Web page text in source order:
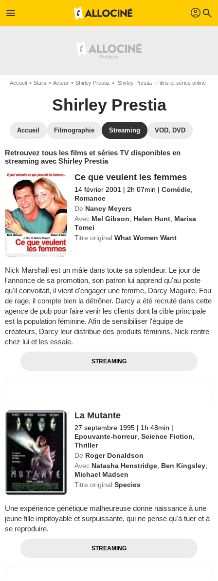
menu profil search
Accueil Stars Acteur Shirley Prestia Shirley Prestia : Films et séries online
Shirley Prestia
Accueil Filmographie Streaming VOD, DVD
Retrouvez tous les films et séries TV disponibles en
streaming avec Shirley Prestia
Ce que veulent les femmes
14 février 2001 | 2h 07min | Comédie
Romance
De Nancy Meyers
Avec Mel Gibson Helen Hunt Marisa
Tomei
Titre originalWhat Women Want
Nick Marshall est un mâle dans toute sa splendeur. Le jour de
l'annonce de sa promotion, son patron lui apprend qu'au poste
qu'il convoitait, il vient d'engager une femme, Darcy Maguire. Fou
de rage, il compte bien la détrôner. Darcy a été recruté dans cette
agence de pub pour faire venir les clients dont la cible principale
est la population féminine. Afin de sensibiliser l'équipe de
créateurs, Darcy leur distribue des produits féminins. Nick rentre
chez lui et les essaie.
STREAMING
La Mutante
27 septembre 1995 | 1h 48min |
Epouvante-horreur,Science Fiction
Thriller
De Roger Donaldson
Avec Natasha Henstridge Ben Kingsley
Michael Madsen
Titre originalSpecies
Une expérience génétique malheureuse donne naissance à une
jeune fille impitoyable et surpuissante, qui ne pense qu'à tuer et à
se reproduire.
STREAMING